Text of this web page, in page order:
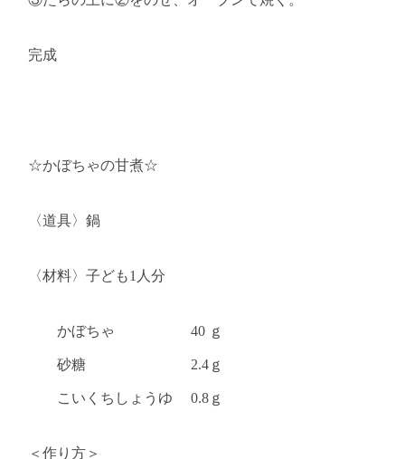
完成
☆かぼちゃの甘煮☆
〈道具〉鍋
〈材料〉子ども1 人分
かぼちゃ40 ｇ
砂糖 2.4 ｇ
こいくちしょうゆ 0.8 ｇ
＜作り方＞